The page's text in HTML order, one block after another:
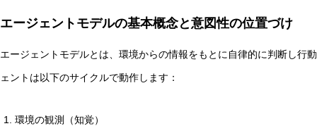
エージェントモデルの基本概念と意図性の位置づけ
エージェントモデルとは、環境からの情報をもとに自律的に判断し行
ェントは以下のサイクルで動作します：
環境の観測（知覚）